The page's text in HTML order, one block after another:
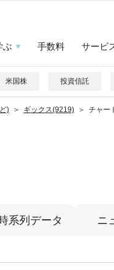
ぶ 手数料 サービ
米国株 投資信託
) ギックス(9219) チャー
系列データ ニ